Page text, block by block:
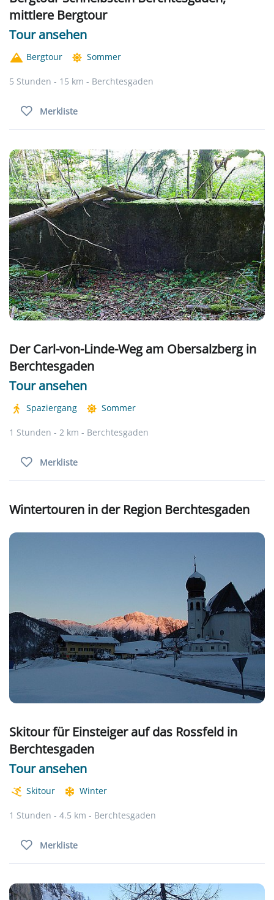
mittlere Bergtour
Tour ansehen
Bergtour Sommer
5 Stunden - 15 km - Berchtesgaden
Merkliste
Der Carl-von-Linde-Weg am Obersalzberg in
Berchtesgaden
Tour ansehen
Spaziergang Sommer
1 Stunden - 2 km - Berchtesgaden
Merkliste
Wintertouren in der Region Berchtesgaden
Skitour für Einsteiger auf das Rossfeld in
Berchtesgaden
Tour ansehen
Skitour Winter
1 Stunden - 4.5 km - Berchtesgaden
Merkliste